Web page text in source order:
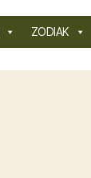
ZODIAK